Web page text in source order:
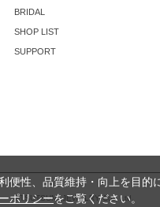
BRIDAL
SHOP LIST
SUPPORT
©TSUTSUMI JEWELRY Co., Ltd.
便性、品質維持・向上を目的
ポリシーをご覧ください。